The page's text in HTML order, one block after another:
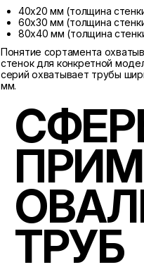
40х20 мм (толщина
60х30 мм (толщина
80х40 мм (толщина
Понятие сортамента
стенок для конкретной
серий охватывает трубы
мм.
ТРУБ